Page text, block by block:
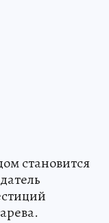
становится